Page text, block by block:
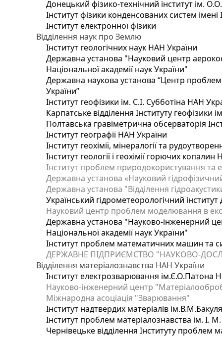
Донецький фізико-технічний інститут ім.
Інститут фізики конденсованих систем
Інститут електронної фізики
Відділення наук про Землю
Інститут геологічних наук НАН України
Державна установа "Науковий центр
Національної академії наук України"
Державна наукова установа “Центр проблем
України”
Інститут геофізики ім. С.І. Субботіна НАН
Карпатське відділення Інституту геофізики
Полтавська гравіметрична обсерваторія
Інститут географії НАН України
Інститут геохімії, мінералогії та
Інститут геології і геохімії горючих
Інститут проблем природокористування та
Державна установа «Науковий
Державна установа "Відділення
Український гідрометеорологічний
Науковий центр проблем моделювання в
Державна установа "Науково-інженерний
Національної академії наук України"
Інститут проблем математичних машин та
ДЕРЖАВНЕ ПІДПРИЄМСТВО "НАУКОВО-
Відділення матеріалознавства НАН України
Інститут електрозварювання ім.Є.О.Патона
Науково-інженерний центр
Міжнародна асоціація "Зварювання"
Інститут надтвердих матеріалів
Інститут проблем матеріалознавства ім. І.
Чернівецьке відділення Інституту проблем